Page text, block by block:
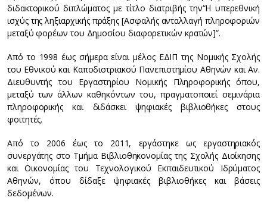
διδακτορικού διπλώματος με τίτλο διατριβής την“Η υπερεθνική
ισχύς της ληξιαρχικής πράξης [Ασφαλής ανταλλαγή πληροφοριών
μεταξύ φορέων του Δημοσίου διαφορετικών κρατών]”.
Από το 1998 έως σήμερα είναι μέλος ΕΔΙΠ της Νομικής Σχολής
του Εθνικού και Καποδιστριακού Πανεπιστημίου Αθηνών και Αν.
Διευθυντής του Εργαστηρίου Νομικής Πληροφορικής όπου,
μεταξύ των άλλων καθηκόντων του, πραγματοποιεί σεμινάρια
πληροφορικής και διδάσκει ψηφιακές βιβλιοθήκες στους
φοιτητές.
Από το 2006 έως το 2011, εργάστηκε ως εργαστηριακός
συνεργάτης στο Τμήμα Βιβλιοθηκονομίας της Σχολής Διοίκησης
και Οικονομίας του Τεχνολογικού Εκπαιδευτικού Ιδρύματος
Αθηνών, όπου δίδαξε ψηφιακές βιβλιοθήκες και βάσεις
δεδομένων.